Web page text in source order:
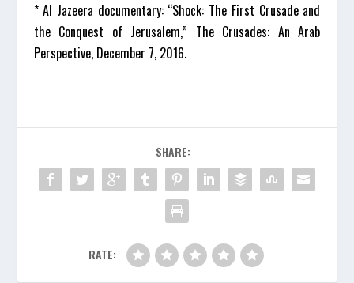
* Al Jazeera documentary: “Shock: The First Crusade and
the Conquest of Jerusalem,” The Crusades: An Arab
Perspective, December 7, 2016.
SHARE:
RATE: